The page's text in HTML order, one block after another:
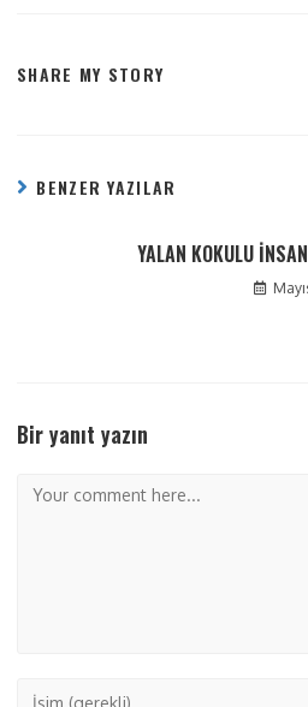
SHARE MY STORY
BENZER YAZILAR
YALAN KOKULU
Bir yanıt yazın